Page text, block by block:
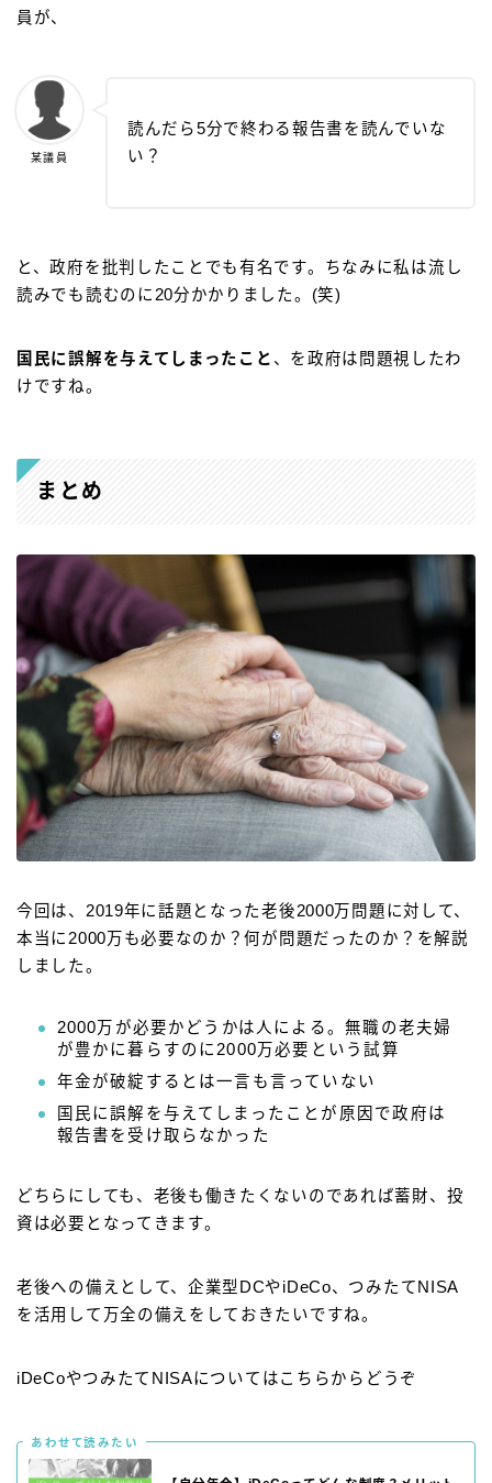
員が、
某議員
読んだら5分で終わる報告書を読んでいな
い？
と、政府を批判したことでも有名です。ちなみに私は流し
読みでも読むのに20分かかりました。(笑)
国民に誤解を与えてしまったこと 、を政府は問題視したわ
けですね。
まとめ
今回は、2019年に話題となった老後2000万問題に対して、
本当に2000万も必要なのか？何が問題だったのか？を解説
しました。
2000万が必要かどうかは人による。無職の老夫婦
が豊かに暮らすのに2000万必要という試算
年金が破綻するとは一言も言っていない
国民に誤解を与えてしまったことが原因で政府は
報告書を受け取らなかった
どちらにしても、老後も働きたくないのであれば蓄財、投
資は必要となってきます。
老後への備えとして、企業型DCやiDeCo、つみたてNISA
を活用して万全の備えをしておきたいですね。
iDeCoやつみたてNISAについてはこちらからどうぞ
あわせて読みたい